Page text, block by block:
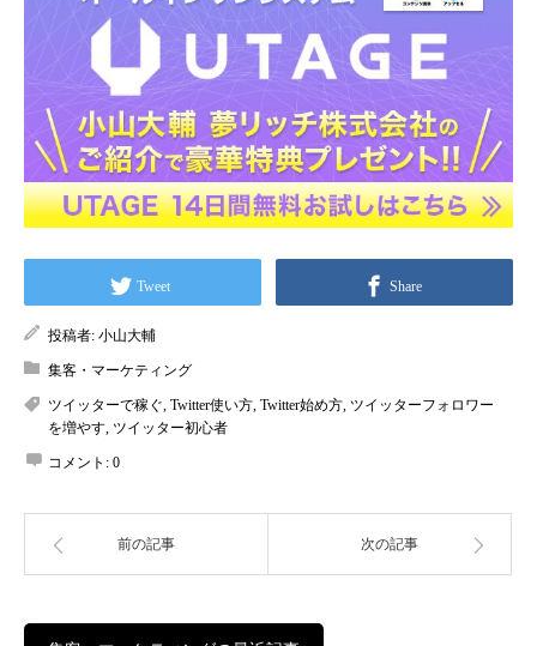
Tweet Share
投稿者: 小山大輔
集客・マーケティング
ツイッターで稼ぐ, Twitter使い方, Twitter始め方, ツイッターフォロワー
を増やす, ツイッター初心者
コメント: 0
前の記事 次の記事